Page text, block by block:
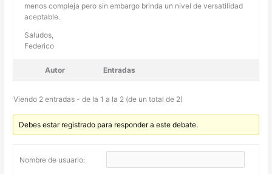
menos compleja pero sin embargo brinda un nivel de versatilidad
aceptable.
Saludos,
Federico
Autor Entradas
Viendo 2 entradas - de la 1 a la 2 (de un total de 2)
Debes estar registrado para responder a este debate.
Nombre de usuario: